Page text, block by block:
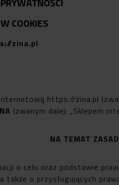
COOKIES
zina.pl
https://zina.pl
(zwanym dalej: „Sklepem
NA TEMAT
o celu oraz podstawie
także o przysługujących